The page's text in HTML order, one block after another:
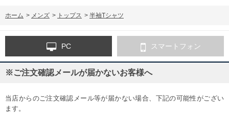
ホーム > メンズ > トップス > 半袖Tシャツ
PC スマートフォン
※ご注文確認メールが届かないお客様へ
当店からのご注文確認メール等が届かない場合、下記の可能性がござい
ます。